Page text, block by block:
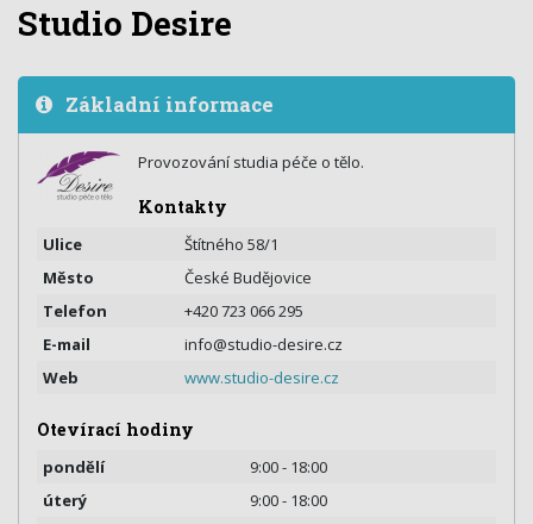
Studio Desire
Základní informace
Provozování studia péče o tělo.
Kontakty
Ulice
Štítného 58/1
Město
České Budějovice
Telefon
+420 723 066 295
E-mail
info@studio-desire.cz
Web
www.studio-desire.cz
Otevírací hodiny
pondělí
9:00 - 18:00
úterý
9:00 - 18:00